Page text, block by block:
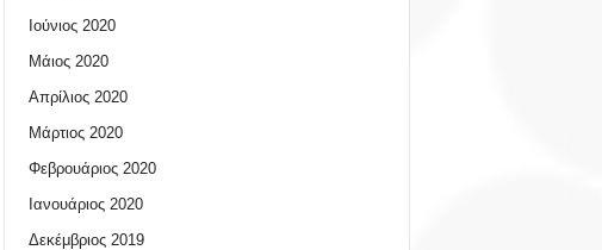
Ιούνιος 2020
Μάιος 2020
Απρίλιος 2020
Μάρτιος 2020
Φεβρουάριος 2020
Ιανουάριος 2020
Δεκέμβριος 2019